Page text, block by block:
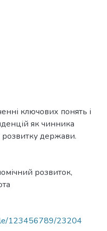
ключових понять і
як чинника
розвитку держави.
розвиток,
123456789/23204